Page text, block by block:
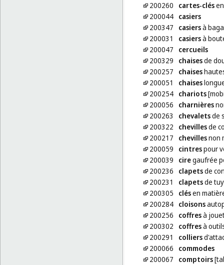
200260
cartes-clésen
200044 casiers
200347
casiersà
200031
casiersà
200047
cercueils
200329
chaisesde
200257
chaises
200051
chaises
200254 chariots
200056
charnières
200263
chevaletsde
200322
chevillesde
200217
chevillesnon
200059
cintrespour
200039
ciregaufrée
200236
clapetsde
200231
clapetsde
200305
clésen
200284 cloisons
200256
coffresà
200302
coffresà
200291
colliers
200066
commodes
200067
comptoirs